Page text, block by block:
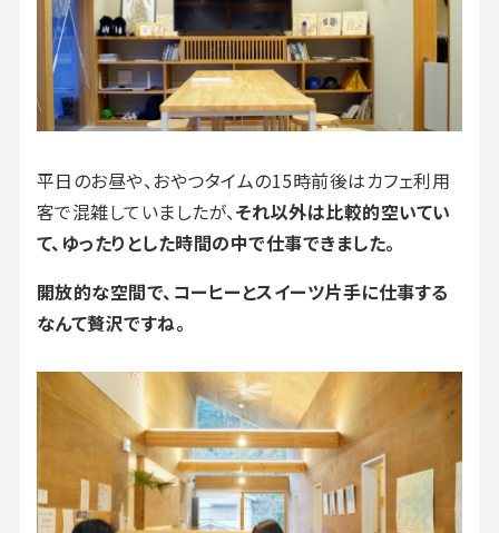
平日のお昼や、おやつタイムの15時前後はカフェ利用
客で混雑していましたが、それ以外は比較的空いてい
て、ゆったりとした時間の中で仕事できました。
開放的な空間で、コーヒーとスイーツ片手に仕事する
なんて贅沢ですね。